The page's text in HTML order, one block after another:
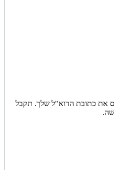
את כתובת הדוא"ל שלך. תקבל